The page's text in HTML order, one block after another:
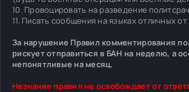
10. Провоцировать на разведение
11. Писать сообщения на языках отличных от
За нарушение Правил комментирования
рискует отправиться в БАН на неделю, а
непонятливые на месяц.
Незнание правил не освобождает от